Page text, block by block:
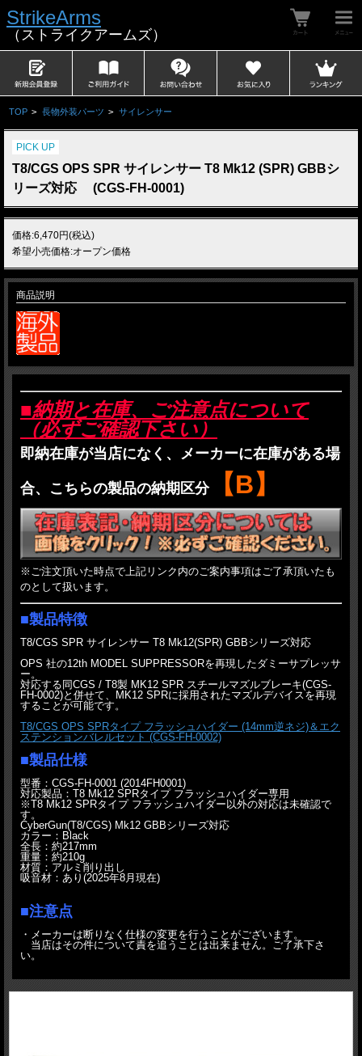
StrikeArms
（ストライクアームズ）
TOP > 長物外装パーツ > サイレンサー
PICK UP
T8/CGS OPS SPR サイレンサー T8 Mk12 (SPR) GBBシ
リーズ対応 (CGS-FH-0001)
価格:6,470円(税込)
希望小売価格:オープン価格
商品説明
■納期と在庫、ご注意点について
（必ずご確認下さい）
即納在庫が当店になく、メーカーに在庫がある場
合、こちらの製品の納期区分【B】
※ご注文頂いた時点で上記リンク内のご案内事項はご了承頂いたも
のとして扱います。
■製品特徴
T8/CGS SPR サイレンサー T8 Mk12(SPR) GBBシリーズ対応
OPS 社の12th MODEL SUPPRESSORを再現したダミーサプレッサ
ー。
対応する同CGS / T8製 MK12 SPR スチールマズルブレーキ(CGS-
FH-0002)と併せて、MK12 SPRに採用されたマズルデバイスを再現
することが可能です。
T8/CGS OPS SPRタイプ フラッシュハイダー (14mm逆ネジ)＆エク
ステンションバレルセット (CGS-FH-0002)
■製品仕様
型番：CGS-FH-0001 (2014FH0001)
対応製品：T8 Mk12 SPRタイプ フラッシュハイダー専用
※T8 Mk12 SPRタイプ フラッシュハイダー以外の対応は未確認で
す。
CyberGun(T8/CGS) Mk12 GBBシリーズ対応
カラー：Black
全長：約217mm
重量：約210g
材質：アルミ削り出し
吸音材：あり(2025年8月現在)
■注意点
・メーカーは断りなく仕様の変更を行うことがございます。
当店はその件について責を追うことは出来ません。ご了承下さ
い。